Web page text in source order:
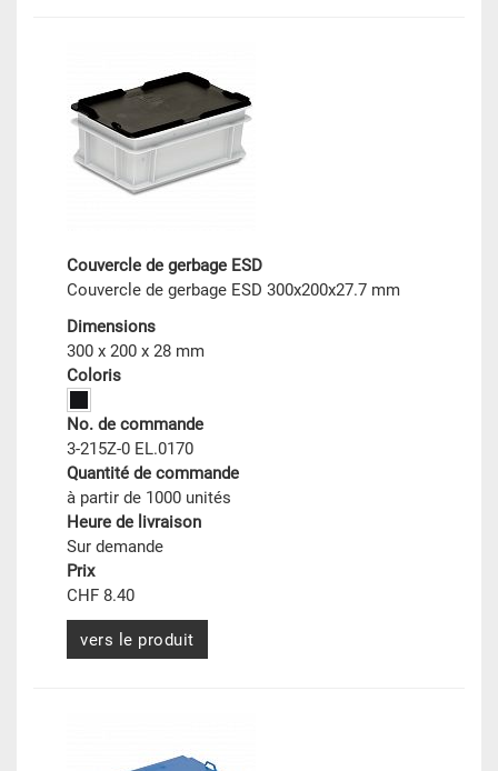
Couvercle de gerbage ESD
Couvercle de gerbage ESD 300x200x27.7 mm
Dimensions
300 x 200 x 28 mm
Coloris
No. de commande
3-215Z-0 EL.0170
Quantité de commande
à partir de 1000 unités
Heure de livraison
Sur demande
Prix
CHF 8.40
vers le produit